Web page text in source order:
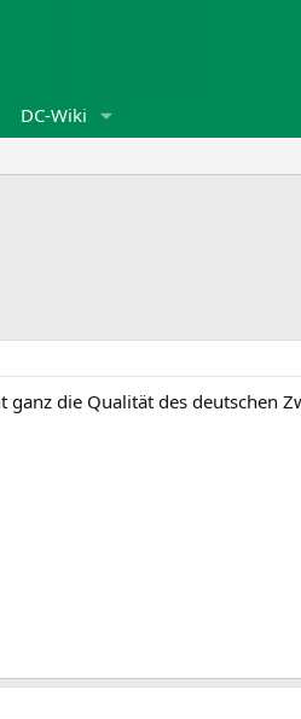
DC-Wiki
die Qualität des deutschen